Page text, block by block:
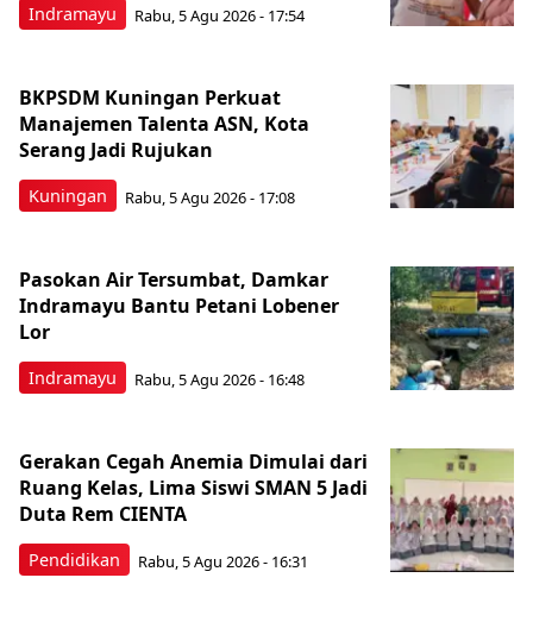
Indramayu Rabu, 5 Agu 2026 - 17:54
Kuningan
BKPSDM Kuningan Perkuat
Manajemen Talenta ASN, Kota
Serang Jadi Rujukan
Rabu, 5 Agu 2026 - 17:08
Indramayu
Pasokan Air Tersumbat, Damkar
Indramayu Bantu Petani Lobener
Lor
Rabu, 5 Agu 2026 - 16:48
Pendidikan
Gerakan Cegah Anemia Dimulai dari
Ruang Kelas, Lima Siswi SMAN 5 Jadi
Duta Rem CIENTA
Rabu, 5 Agu 2026 - 16:31